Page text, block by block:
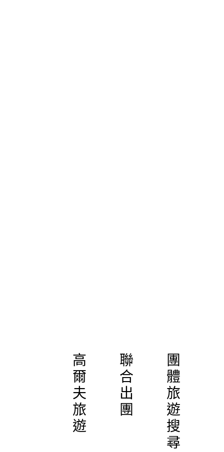
高
爾
夫
旅
遊
聯
合
出
團
團
體
旅
遊
搜
尋